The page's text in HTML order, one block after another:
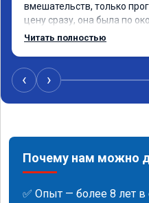
вмешательств, только
цену сразу, она была по
изменений. Александр
и процветания сервису!!!
Читать полностью
‹ ›
Почему нам можно
✅ Опыт — более 8 лет